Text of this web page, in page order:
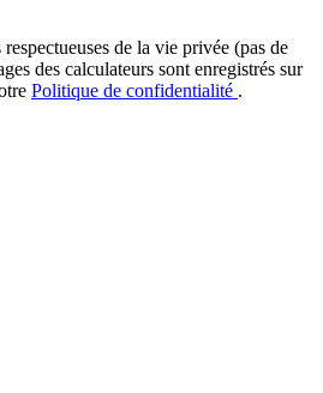
de la vie privée (pas de
des calculateurs sont enregistrés sur
Politique de confidentialité .